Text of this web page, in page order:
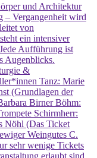
und Architektur
– Vergangenheit wird
von
ein intensiver
Aufführung ist
Augenblicks.
&
Tanz: Marie
(Grundlagen der
Birner Böhm:
Schirmherr:
Nöhl (Das Ticket
Weingutes C.
sehr wenige Tickets